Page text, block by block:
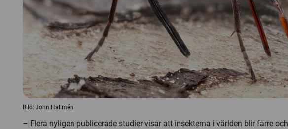
Bild: John Hallmén
– Flera nyligen publicerade studier visar att insekterna i världen blir färre och